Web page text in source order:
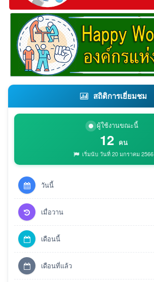
สถิติการเยี่ยมชม
ผู้ใช้งานขณะนี้
12 คน
เริ่มนับ วันที่ 20 มกราคม 2566
วันนี้
เมื่อวาน
เดือนนี้
เดือนที่แล้ว